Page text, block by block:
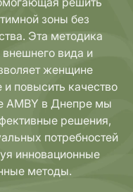
зоны без
Эта методика
вида и
женщине
и повысить качество
AMBY в Днепре мы
решения,
потребностей
инновационные
методы.